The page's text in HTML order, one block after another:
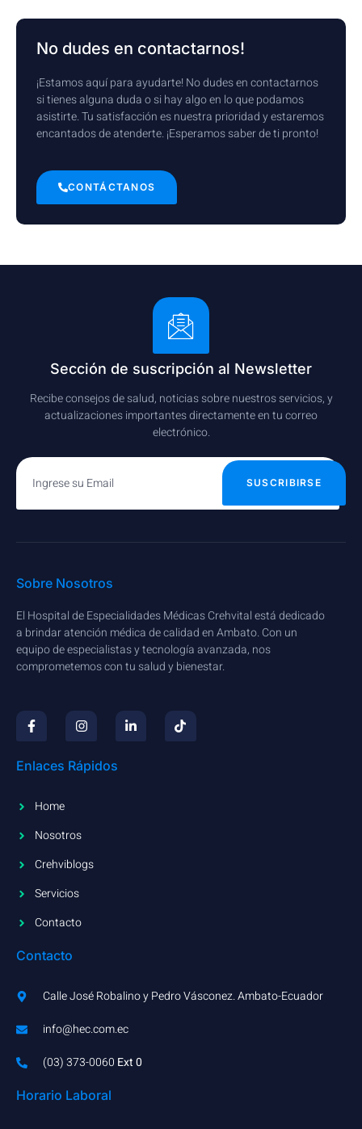
No dudes en contactarnos!
¡Estamos aquí para ayudarte! No dudes en contactarnos
si tienes alguna duda o si hay algo en lo que podamos
asistirte. Tu satisfacción es nuestra prioridad y estaremos
encantados de atenderte. ¡Esperamos saber de ti pronto!
CONTÁCTANOS
Sección de suscripción al Newsletter
Recibe consejos de salud, noticias sobre nuestros servicios, y
actualizaciones importantes directamente en tu correo
electrónico.
SUSCRIBIRSE
Sobre Nosotros
El Hospital de Especialidades Médicas Crehvital está dedicado
a brindar atención médica de calidad en Ambato. Con un
equipo de especialistas y tecnología avanzada, nos
comprometemos con tu salud y bienestar.
Enlaces Rápidos
Home
Nosotros
Crehviblogs
Servicios
Contacto
Contacto
Calle José Robalino y Pedro Vásconez. Ambato-Ecuador
info@hec.com.ec
(03) 373-0060​ Ext 0
Horario Laboral